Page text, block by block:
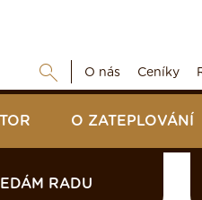
O nás Ceníky
O ZATEPLOVÁNÍ
RADU